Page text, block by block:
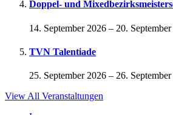
Doppel- und
14. September 2026 – 20.
TVN Talentiade
25. September 2026 – 26.
View All Veranstaltungen